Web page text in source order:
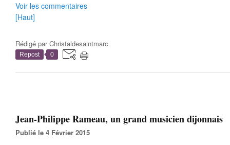
Voir les commentaires
[Haut]
Rédigé parChristaldesaintmarc
Repost 0
Jean-Philippe Rameau, un grand musicien dijonnais
Publié le 4 Février 2015